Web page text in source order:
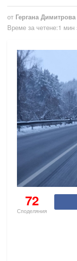
от Гергана Димитрова
Време за четене:1 мин
72
Споделяния